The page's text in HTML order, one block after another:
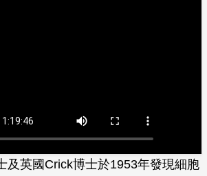
及英國Crick博士於1953年發現細胞